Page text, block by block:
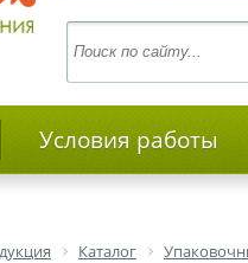
Условия работы
Каталог